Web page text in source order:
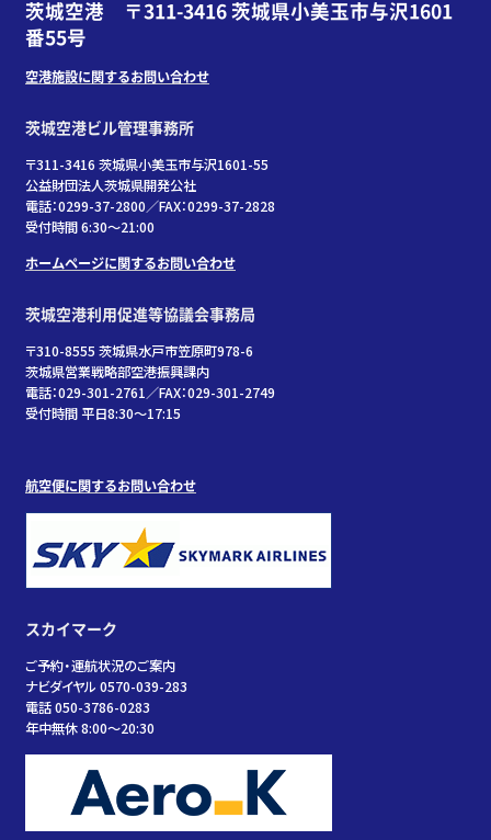
茨城空港 〒311-3416 茨城県小美玉市与沢1601
番55号
空港施設に関するお問い合わせ
茨城空港ビル管理事務所
〒311-3416 茨城県小美玉市与沢1601-55
公益財団法人茨城県開発公社
電話：0299-37-2800／FAX：0299-37-2828
受付時間 6:30〜21:00
ホームページに関するお問い合わせ
茨城空港利用促進等協議会事務局
〒310-8555 茨城県水戸市笠原町978-6
茨城県営業戦略部空港振興課内
電話：029-301-2761／FAX：029-301-2749
受付時間 平日8:30～17:15
航空便に関するお問い合わせ
スカイマーク
ご予約・運航状況のご案内
ナビダイヤル 0570-039-283
電話 050-3786-0283
年中無休 8:00～20:30